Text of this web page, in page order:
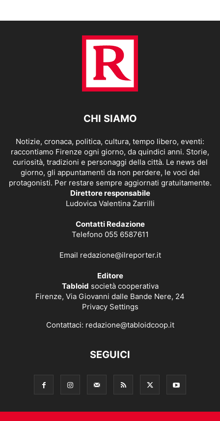
CHI SIAMO
Notizie, cronaca, politica, cultura, tempo libero, eventi:
raccontiamo Firenze ogni giorno, da quindici anni. Storie,
curiosità, tradizioni e personaggi della città. Le news del
giorno, gli appuntamenti da non perdere, le voci dei
protagonisti. Per restare sempre aggiornati gratuitamente.
Direttore responsabile
Ludovica Valentina Zarrilli
Contatti Redazione
Telefono 055 6587611
Email redazione@ilreporter.it
Editore
Tabloid società cooperativa
Firenze, Via Giovanni dalle Bande Nere, 24
Privacy Settings
Contattaci: redazione@tabloidcoop.it
SEGUICI